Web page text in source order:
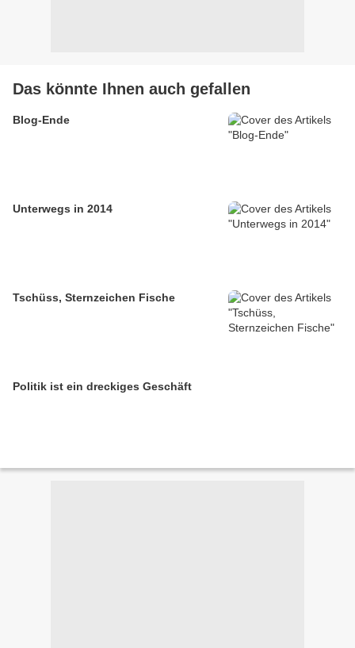
Das könnte Ihnen auch gefallen
Blog-Ende
Unterwegs in 2014
Tschüss, Sternzeichen Fische
Politik ist ein dreckiges Geschäft